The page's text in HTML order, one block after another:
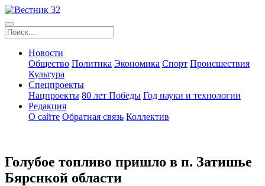
Новости
Общество Политика Экономика Спорт Происшествия
Культура
Спецпроекты
Нацпроекты 80 лет Победы Год науки и технологии
Редакция
О сайте Обратная связь Коллектив
Голубое топливо пришло в п. Затишье
Бярснкой области